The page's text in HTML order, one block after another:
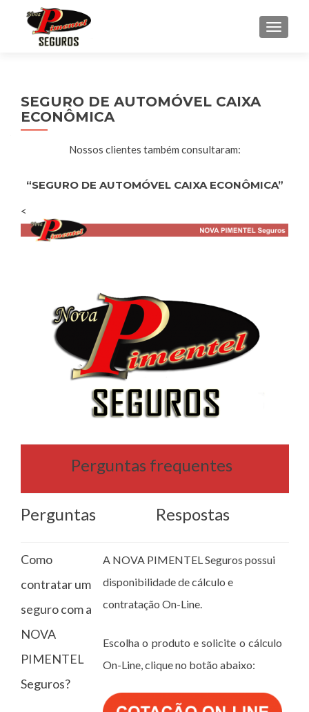
SEGURO DE AUTOMÓVEL CAIXA
ECONÔMICA
Nossos clientes também consultaram:
“SEGURO DE AUTOMÓVEL CAIXA ECONÔMICA”
<
Perguntas frequentes
Perguntas Respostas
Como
contratar um
seguro com a
NOVA
PIMENTEL
Seguros?
A NOVA PIMENTEL Seguros possui
disponibilidade de cálculo e
contratação On-Line.
Escolha o produto e solicite o cálculo
On-Line, clique no botão abaixo: